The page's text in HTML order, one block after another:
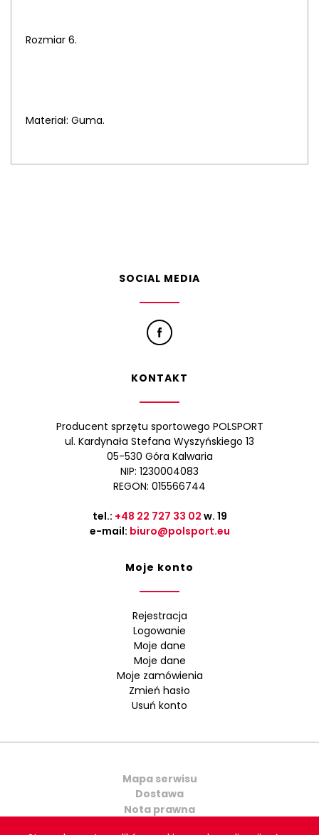
Rozmiar 6.
Materiał: Guma.
SOCIAL MEDIA
KONTAKT
Producent sprzętu sportowego POLSPORT
ul. Kardynała Stefana Wyszyńskiego 13
05-530 Góra Kalwaria
NIP: 1230004083
REGON: 015566744
tel.: +48 22 727 33 02 w. 19
e-mail: biuro@polsport.eu
Moje konto
Rejestracja
Logowanie
Moje dane
Moje dane
Moje zamówienia
Zmień hasło
Usuń konto
Mapa serwisu
Dostawa
Nota prawna